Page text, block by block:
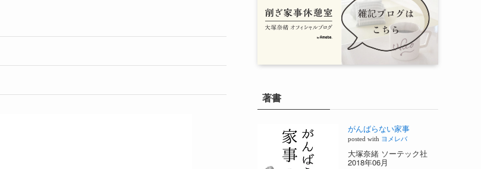
著書
がんばらない家事
posted with ヨメレバ
大塚奈緒 ソーテック社
2018年06月